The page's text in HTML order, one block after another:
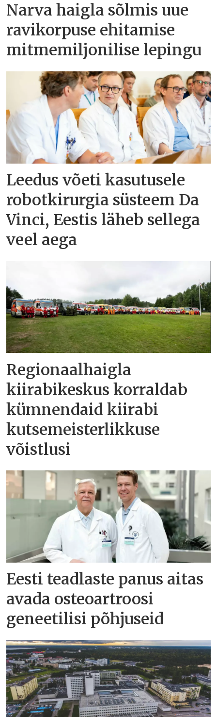
Narva haigla sõlmis uue
ravikorpuse ehitamise
mitmemiljonilise lepingu
Leedus võeti kasutusele
robotkirurgia süsteem Da
Vinci, Eestis läheb sellega
veel aega
Regionaalhaigla
kiirabikeskus korraldab
kümnendaid kiirabi
kutsemeisterlikkuse
võistlusi
Eesti teadlaste panus aitas
avada osteoartroosi
geneetilisi põhjuseid